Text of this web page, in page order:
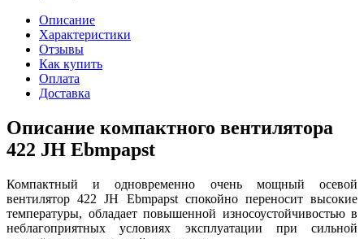
Описание
Характеристики
Отзывы
Как купить
Оплата
Доставка
Описание компактного вентилятора
422 JH Ebmpapst
Компактный и одновременно очень мощный осевой
вентилятор 422 JH Ebmpapst спокойно переносит высокие
температуры, обладает повышенной износоустойчивостью в
неблагоприятных условиях эксплуатации при сильной